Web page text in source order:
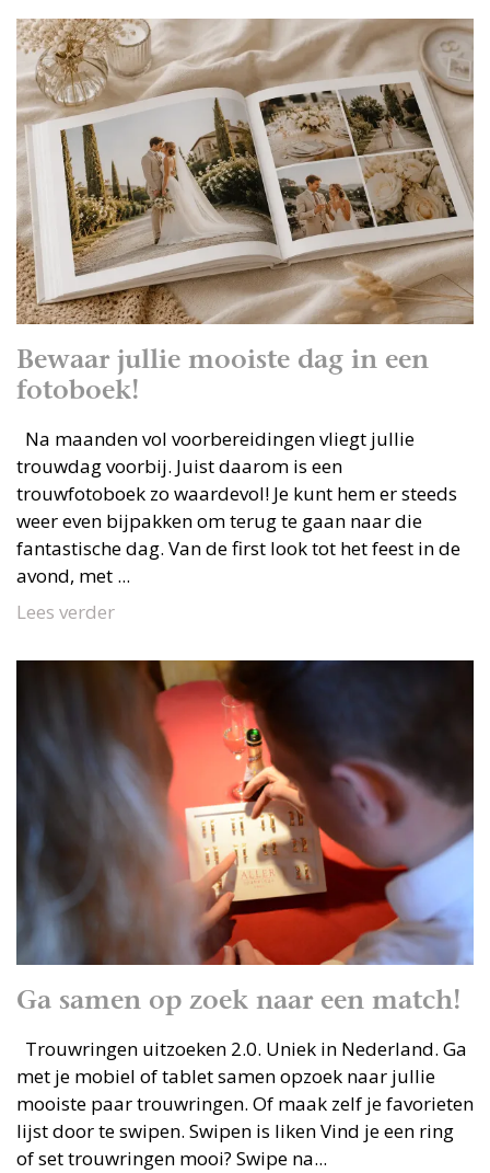
Bewaar jullie mooiste dag in een
fotoboek!
Na maanden vol voorbereidingen vliegt jullie
trouwdag voorbij. Juist daarom is een
trouwfotoboek zo waardevol! Je kunt hem er steeds
weer even bijpakken om terug te gaan naar die
fantastische dag. Van de first look tot het feest in de
avond, met ...
Lees verder
Ga samen op zoek naar een match!
Trouwringen uitzoeken 2.0. Uniek in Nederland. Ga
met je mobiel of tablet samen opzoek naar jullie
mooiste paar trouwringen. Of maak zelf je favorieten
lijst door te swipen. Swipen is liken Vind je een ring
of set trouwringen mooi? Swipe na...